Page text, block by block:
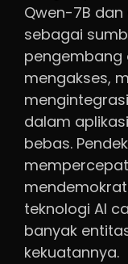
Qwen-7B dan
sebagai
pengembang
mengakses,
dalam
bebas.
teknologi AI
banyak
kekuatannya.